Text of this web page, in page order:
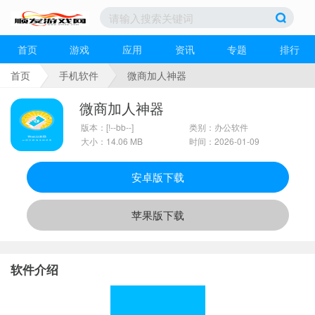
首页 游戏 应用 资讯 专题
排行
首页
手机软件 微商加人神器
微商加人神器
版本：[!--bb--]
大小：14.06 MB
类别：办公软件
时间：2026-01-09
安卓版下载
苹果版下载
软件介绍